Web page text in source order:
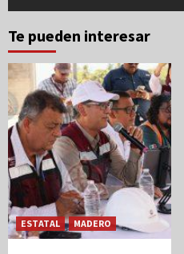
Te pueden interesar
ESTATAL MADERO